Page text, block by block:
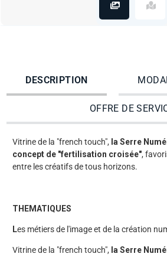
DESCRIPTION
OFFRE DE
Vitrine de la "french touch", la Serre
concept de "fertilisation croisée",
entre les créatifs de tous horizons.
THEMATIQUES
Les métiers de l'image et de la création
Vitrine de la "french touch", la Serre